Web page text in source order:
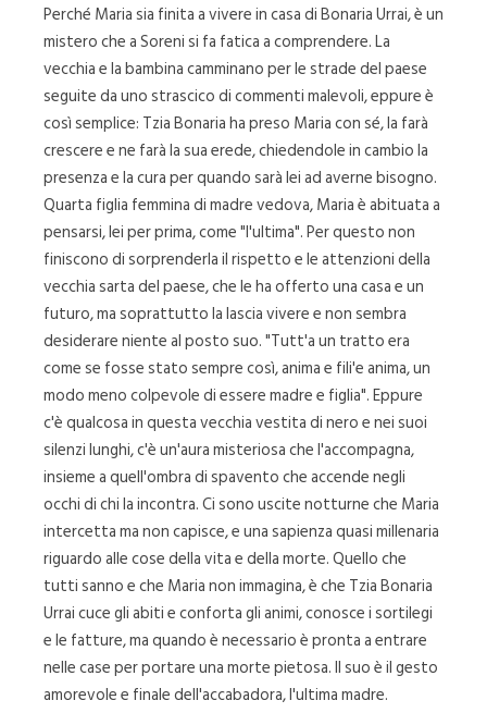
Perché Maria sia finita a vivere in casa di Bonaria Urrai, è un
mistero che a Soreni si fa fatica a comprendere. La
vecchia e la bambina camminano per le strade del paese
seguite da uno strascico di commenti malevoli, eppure è
così semplice: Tzia Bonaria ha preso Maria con sé, la farà
crescere e ne farà la sua erede, chiedendole in cambio la
presenza e la cura per quando sarà lei ad averne bisogno.
Quarta figlia femmina di madre vedova, Maria è abituata a
pensarsi, lei per prima, come "l'ultima". Per questo non
finiscono di sorprenderla il rispetto e le attenzioni della
vecchia sarta del paese, che le ha offerto una casa e un
futuro, ma soprattutto la lascia vivere e non sembra
desiderare niente al posto suo. "Tutt'a un tratto era
come se fosse stato sempre così, anima e fili'e anima, un
modo meno colpevole di essere madre e figlia". Eppure
c'è qualcosa in questa vecchia vestita di nero e nei suoi
silenzi lunghi, c'è un'aura misteriosa che l'accompagna,
insieme a quell'ombra di spavento che accende negli
occhi di chi la incontra. Ci sono uscite notturne che Maria
intercetta ma non capisce, e una sapienza quasi millenaria
riguardo alle cose della vita e della morte. Quello che
tutti sanno e che Maria non immagina, è che Tzia Bonaria
Urrai cuce gli abiti e conforta gli animi, conosce i sortilegi
e le fatture, ma quando è necessario è pronta a entrare
nelle case per portare una morte pietosa. Il suo è il gesto
amorevole e finale dell'accabadora, l'ultima madre.